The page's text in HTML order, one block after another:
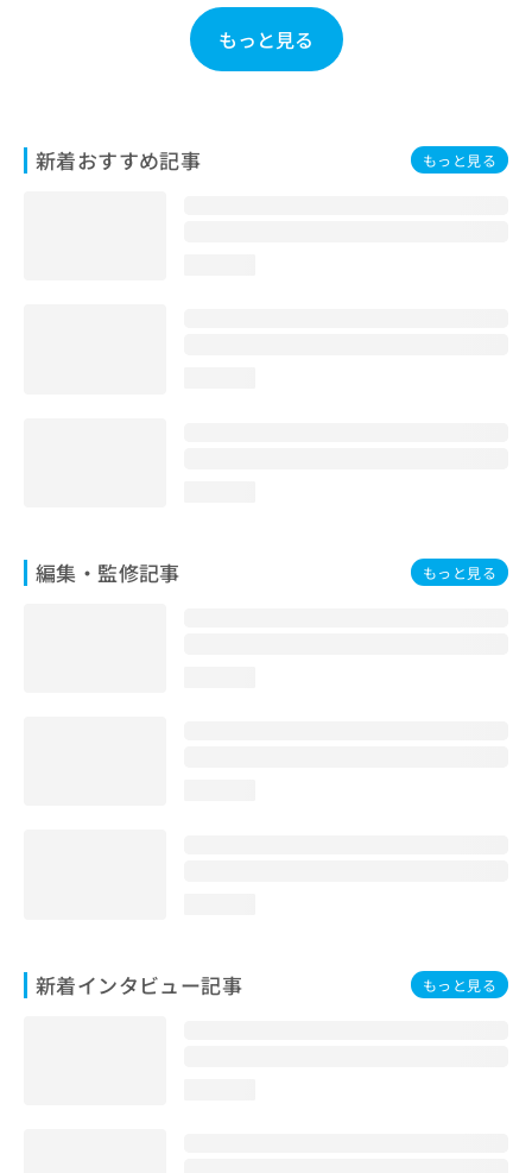
もっと見る
新着おすすめ記事 もっと見る
編集・監修記事 もっと見る
新着インタビュー記事 もっと見る
は